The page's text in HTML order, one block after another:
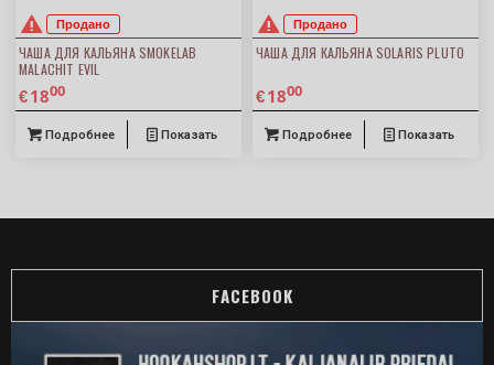
Продано
ЧАША ДЛЯ КАЛЬЯНА SMOKELAB
MALACHIT EVIL
€1800
Подробнее Показать
Продано
ЧАША ДЛЯ КАЛЬЯНА SOLARIS PLUTO
€1800
Подробнее Показать
FACEBOOK